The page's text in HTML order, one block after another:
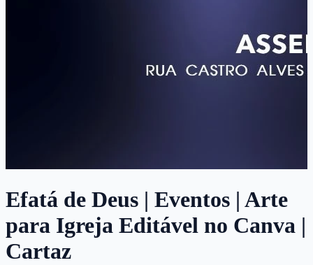
Efatá de Deus | Eventos | Arte
para Igreja Editável no Canva |
Cartaz